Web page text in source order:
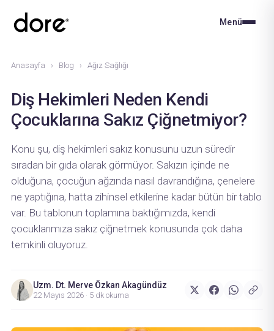
Menü
Anasayfa › Blog › Ağız Sağlığı
Diş Hekimleri Neden Kendi
Çocuklarına Sakız Çiğnetmiyor?
Konu şu, diş hekimleri sakız konusunu uzun süredir
sıradan bir gıda olarak görmüyor. Sakızın içinde ne
olduğuna, çocuğun ağzında nasıl davrandığına, çenelere
ne yaptığına, hatta zihinsel etkilerine kadar bütün bir tablo
var. Bu tablonun toplamına baktığımızda, kendi
çocuklarımıza sakız çiğnetmek konusunda çok daha
temkinli oluyoruz.
Uzm. Dt. Merve Özkan Akagündüz
22 Mayıs 2026 · 5 dk okuma